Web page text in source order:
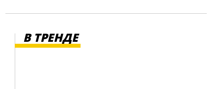
В ТРЕНДЕ